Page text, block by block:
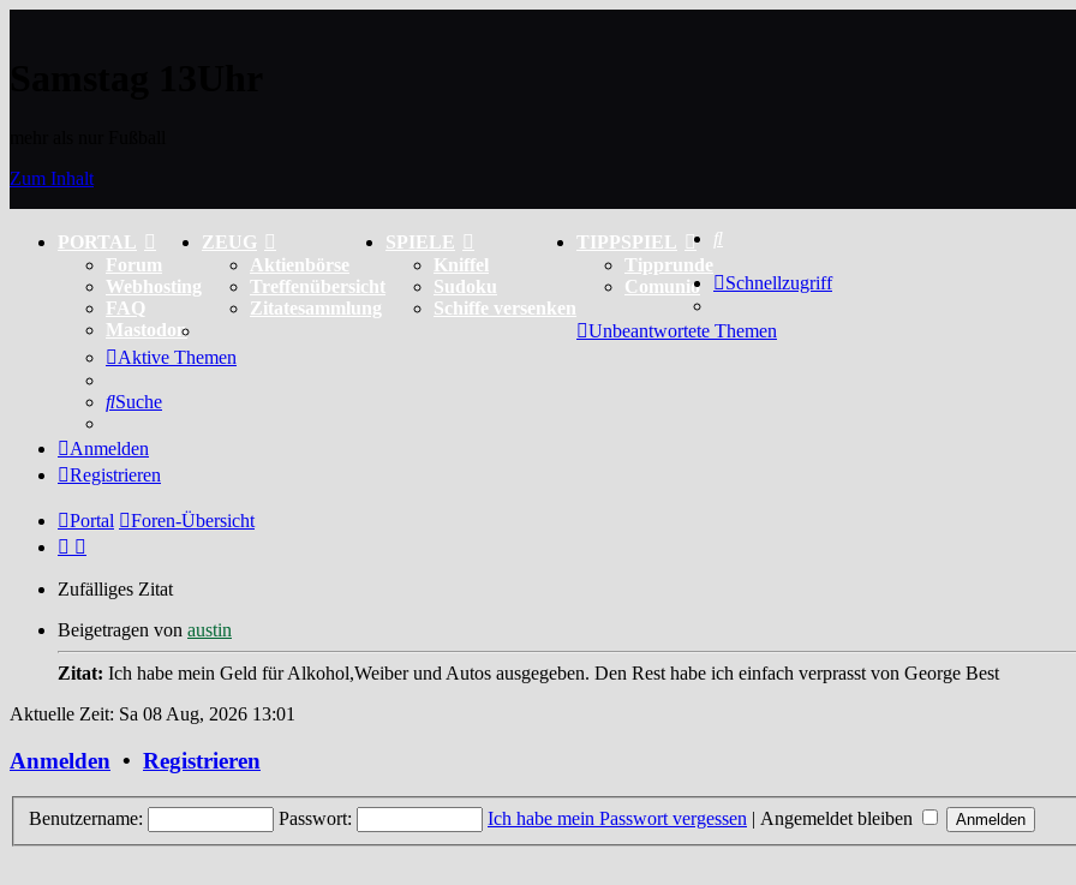
Zum Inhalt
PORTAL
Forum
Webhosting
FAQ
Mastodon
ZEUG
Aktienbörse
Treffenübersicht
Zitatesammlung
SPIELE
Kniffel
Sudoku
Schiffe versenken
TIPPSPIEL
Tipprunde
Comunio
Schnellzugriff
Unbeantwortete Themen
Aktive Themen
Suche
Anmelden
Registrieren
Portal Foren-Übersicht
Zufälliges Zitat
Beigetragen von austin
Zitat: Ich habe mein Geld für Alkohol,Weiber und Autos ausgegeben. Den Rest habe ich einfach verprasst von George Best
Aktuelle Zeit: Sa 08 Aug, 2026 13:01
Anmelden • Registrieren
Benutzername: Passwort: Ich habe mein Passwort vergessen | Angemeldet bleiben